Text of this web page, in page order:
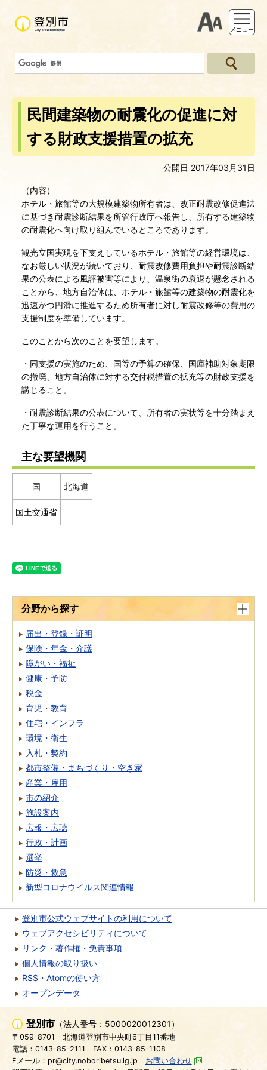
支援ツー
メニュー
民間建築物の耐震化の促進に対
する財政支援措置の拡充
公開日 2017年03月31日
（内容）
ホテル・旅館等の大規模建築物所有者は、改正耐震改修促進法
に基づき耐震診断結果を所管行政庁へ報告し、所有する建築物
の耐震化へ向け取り組んでいるところであります。
観光立国実現を下支えしているホテル・旅館等の経営環境は、
なお厳しい状況が続いており、耐震改修費用負担や耐震診断結
果の公表による風評被害等により、温泉街の衰退が懸念される
ことから、地方自治体は、ホテル・旅館等の建築物の耐震化を
迅速かつ円滑に推進するため所有者に対し耐震改修等の費用の
支援制度を準備しています。
このことから次のことを要望します。
・同支援の実施のため、国等の予算の確保、国庫補助対象期限
の撤廃、地方自治体に対する交付税措置の拡充等の財政支援を
講じること。
・耐震診断結果の公表について、所有者の実状等を十分踏まえ
た丁寧な運用を行うこと。
主な要望機関
国 北海道
国土交通省
分野から探す
届出・登録・証明
保険・年金・介護
障がい・福祉
健康・予防
税金
育児・教育
住宅・インフラ
環境・衛生
入札・契約
都市整備・まちづくり・空き家
産業・雇用
市の紹介
施設案内
広報・広聴
行政・計画
選挙
防災・救急
新型コロナウイルス関連情報
登別市公式ウェブサイトの利用について
ウェブアクセシビリティについて
リンク・著作権・免責事項
個人情報の取り扱い
RSS・Atomの使い方
オープンデータ
登別市 （法人番号：5000020012301）
〒059-8701
北海道登別市中央町6丁目11番地
電話：0143-85-2111
FAX：0143-85-1108
Eメール：pr@city.noboribetsu.lg.jp
お問い合わせ